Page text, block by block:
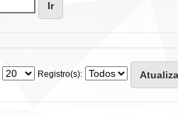
Registro(s):